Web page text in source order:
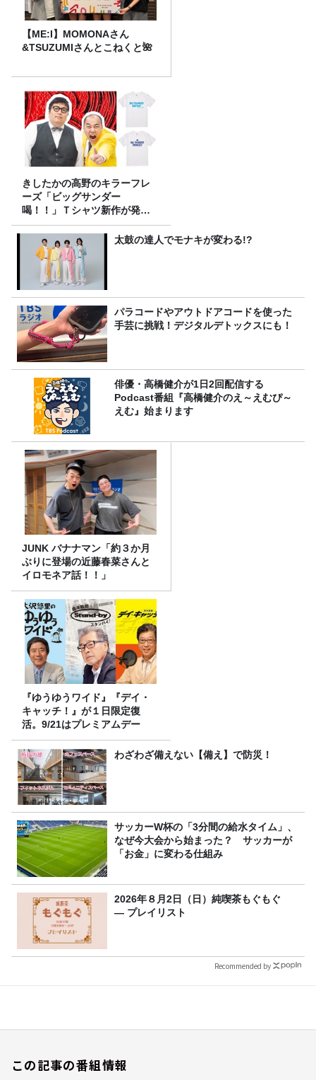
【ME:I】MOMONAさん
&TSUZUMIさんとこねくと🌺
きしたかの高野のキラーフレ
ーズ「ビッグサンダー
喝！！」Ｔシャツ新作が発売
決定！
太鼓の達人でモナキが変わる!?
パラコードやアウトドアコードを使った
手芸に挑戦！デジタルデトックスにも！
俳優・高橋健介が1日2回配信する
Podcast番組『高橋健介のえ～えむぴ～
えむ』始まります
JUNK バナナマン「約３か月
ぶりに登場の近藤春菜さんと
イロモネア話！！」
『ゆうゆうワイド』『デイ・
キャッチ！』が１日限定復
活。9/21はプレミアムデー
わざわざ備えない【備え】で防災！
サッカーW杯の「3分間の給水タイム」、
なぜ今大会から始まった？ サッカーが
「お金」に変わる仕組み
2026年８月2日（日）純喫茶もぐもぐ
― プレイリスト
Recommended by
この記事の番組情報